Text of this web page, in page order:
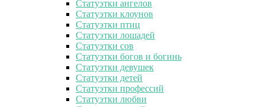
Статуэтки ангелов
Статуэтки клоунов
Статуэтки птиц
Статуэтки лошадей
Статуэтки сов
Статуэтки богов и богинь
Статуэтки девушек
Статуэтки детей
Статуэтки профессий
Статуэтки любви